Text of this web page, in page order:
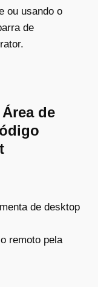
ou usando o
de
de
de desktop
remoto pela